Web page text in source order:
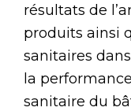
résultats de
produits ainsi
sanitaires
la
sanitaire du